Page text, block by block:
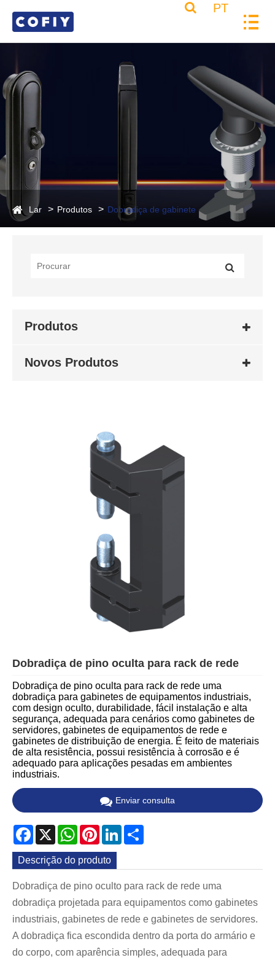
PT
Lar Produtos Dobradiça de gabinete
Produtos
Novos Produtos
Dobradiça de pino oculta para rack de rede
Dobradiça de pino oculta para rack de rede uma
dobradiça para gabinetes de equipamentos industriais,
com design oculto, durabilidade, fácil instalação e alta
segurança, adequada para cenários como gabinetes de
servidores, gabinetes de equipamentos de rede e
gabinetes de distribuição de energia. É feito de materiais
de alta resistência, possui resistência à corrosão e é
adequado para aplicações pesadas em ambientes
industriais.
Enviar consulta
Facebook
X WhatsApp
PinterestLinkedIn
Descrição do produto
Dobradiça de pino oculto para rack de rede uma
dobradiça projetada para equipamentos como gabinetes
industriais, gabinetes de rede e gabinetes de servidores.
A dobradiça fica escondida dentro da porta do armário e
do corpo, com aparência simples, adequada para